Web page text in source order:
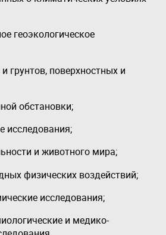
геоэкологическое
грунтов, поверхностных и
обстановки;
исследования;
и животного мира;
физических воздействий;
исследования;
и медико-